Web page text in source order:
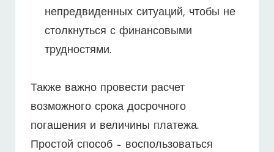
непредвиденных ситуаций, чтобы не
столкнуться с финансовыми
трудностями.
Также важно провести расчет
возможного срока досрочного
погашения и величины платежа.
Простой способ – воспользоваться